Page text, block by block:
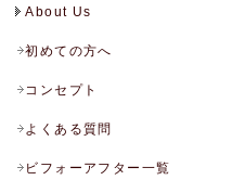
About Us
初めての方へ
コンセプト
よくある質問
ビフォーアフター一覧